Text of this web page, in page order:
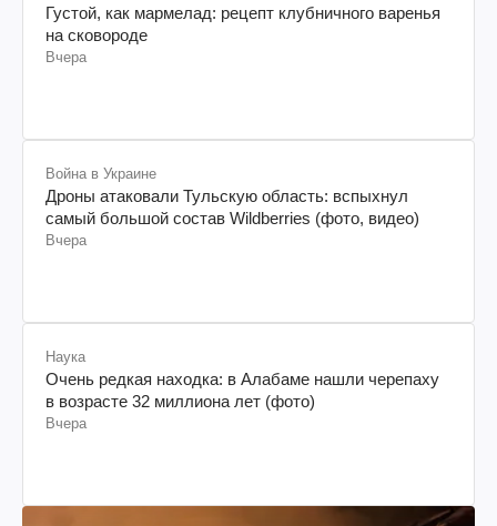
Густой, как мармелад: рецепт клубничного варенья
на сковороде
Вчера
Война в Украине
Дроны атаковали Тульскую область: вспыхнул
самый большой состав Wildberries (фото, видео)
Вчера
Наука
Очень редкая находка: в Алабаме нашли черепаху
в возрасте 32 миллиона лет (фото)
Вчера